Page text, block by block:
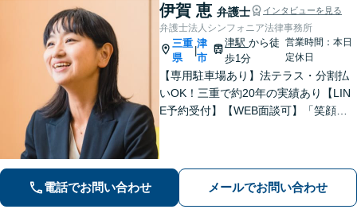
伊賀 恵 弁護士 インタビューを見る
弁護士法人シンフォニア法律事務所
三重
県
|
津
市
津駅から徒
歩1分
営業時間：本日
定休日
【専用駐車場あり】法テラス・分割払
いOK！三重で約20年の実績あり【LIN
E予約受付】【WEB面談可】「笑顔に
計全体を見直すプランをご提案
電話でお問い合わせ メールでお問い合わせ